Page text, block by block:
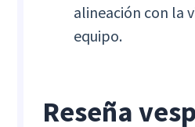
alineación con la
equipo.
Reseña